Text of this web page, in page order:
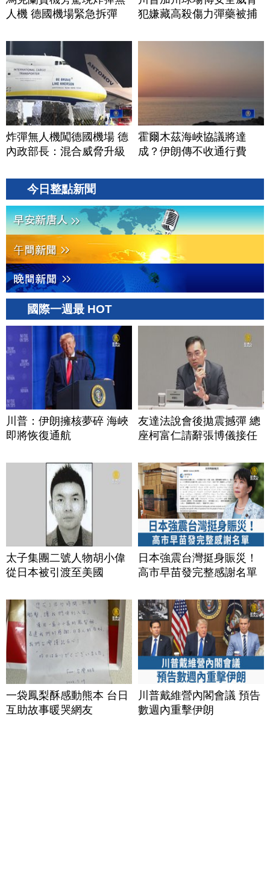
人機 德國機場緊急拆彈
犯嫌藏高殺傷力彈藥被捕
炸彈無人機闖德國機場 德
內政部長：混合威脅升級
霍爾木茲海峽協議將達
成？伊朗傳不收通行費
今日整點新聞
國際一週最 HOT
川普：伊朗擁核夢碎 海峽
即將恢復通航
友達法說會後拋震撼彈 總
座柯富仁請辭張博儀接任
太子集團二號人物胡小偉
從日本被引渡至美國
日本強震台灣挺身賑災！
高市早苗發完整感謝名單
一袋鳳梨酥感動熊本 台日
互助故事暖哭網友
川普戴維營內閣會議 預告
數週內重擊伊朗